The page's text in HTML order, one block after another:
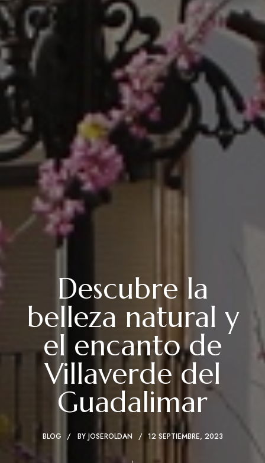
Descubre la
belleza natural y
el encanto de
Villaverde del
Guadalimar
BLOG BY JOSEROLDAN 12 SEPTIEMBRE, 2023